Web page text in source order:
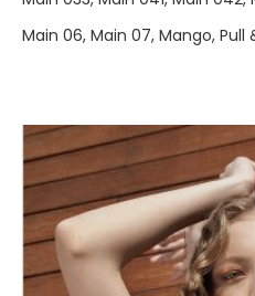
Main 06 Main 07 Mango Pull